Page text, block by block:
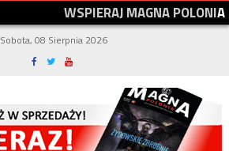
WSPIERAJMAGNAPOLONIA
Sobota, 08 Sierpnia 2026